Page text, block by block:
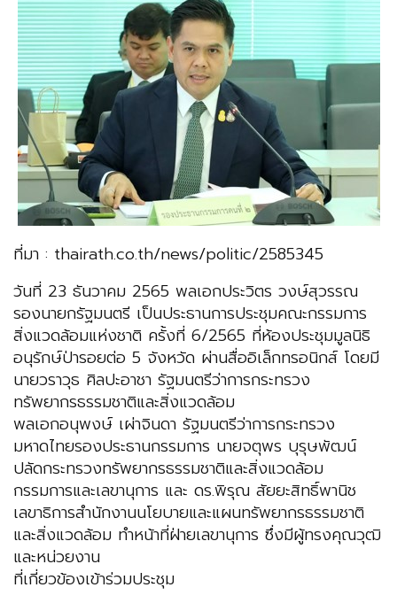
ที่มา : thairath.co.th/news/politic/2585345
วันที่ 23 ธันวาคม 2565 พลเอกประวิตร วงษ์สุวรรณ
รองนายกรัฐมนตรี เป็นประธานการประชุมคณะกรรมการ
สิ่งแวดล้อมแห่งชาติ ครั้งที่ 6/2565 ที่ห้องประชุมมูลนิธิ
อนุรักษ์ป่ารอยต่อ 5 จังหวัด ผ่านสื่ออิเล็กทรอนิกส์ โดยมี
นายวราวุธ ศิลปะอาชา รัฐมนตรีว่าการกระทรวง
ทรัพยากรธรรมชาติและสิ่งแวดล้อม
พลเอกอนุพงษ์ เผ่าจินดา รัฐมนตรีว่าการกระทรวง
มหาดไทยรองประธานกรรมการ นายจตุพร บุรุษพัฒน์
ปลัดกระทรวงทรัพยากรธรรมชาติและสิ่งแวดล้อม
กรรมการและเลขานุการ และ ดร.พิรุณ สัยยะสิทธิ์พานิช
เลขาธิการสำนักงานนโยบายและแผนทรัพยากรธรรมชาติ
และสิ่งแวดล้อม ทำหน้าที่ฝ่ายเลขานุการ ซึ่งมีผู้ทรงคุณวุฒิ
และหน่วยงาน
ที่เกี่ยวข้องเข้าร่วมประชุม